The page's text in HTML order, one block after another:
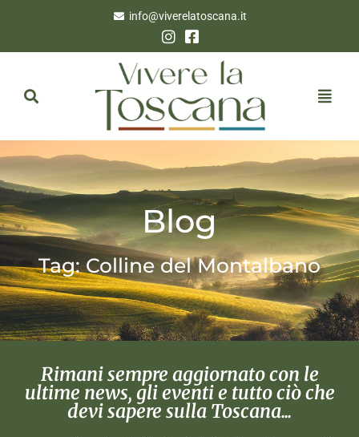
info@viverelatoscana.it
Blog
Tag: Colline del Montalbano
Rimani sempre aggiornato con le
ultime news, gli eventi e tutto ciò che
devi sapere sulla Toscana...